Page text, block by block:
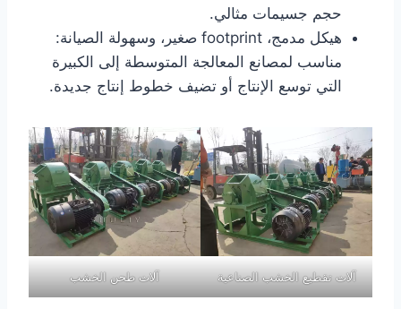
حجم جسيمات مثالي.
هيكل مدمج، footprint صغير، وسهولة الصيانة:
مناسب لمصانع المعالجة المتوسطة إلى الكبيرة
التي توسع الإنتاج أو تضيف خطوط إنتاج جديدة.
آلات تقطيع الخشب الصناعية آلات طحن الخشب